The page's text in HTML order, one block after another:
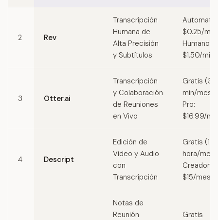
2 Rev
Transcripción
Humana de
Alta Precisión
y Subtítulos
$0.25/min;
Humano:
$1.50/min
3 Otter.ai
Transcripción
y Colaboración
de Reuniones
en Vivo
Gratis (30
min/mes)
Pro:
$16.99/
4 Descript
Edición de
Video y Audio
con
Transcripción
Gratis (1
hora/
Creador:
$15/mes
Notas de
Reunión
Gratis